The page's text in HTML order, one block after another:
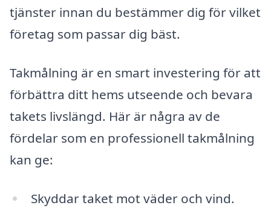
tjänster innan du bestämmer dig för vilket
företag som passar dig bäst.
Takmålning är en smart investering för att
förbättra ditt hems utseende och bevara
takets livslängd. Här är några av de
fördelar som en professionell takmålning
kan ge:
Skyddar taket mot väder och vind.